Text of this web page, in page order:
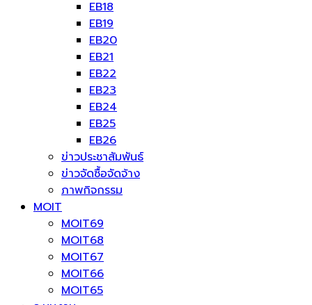
EB18
EB19
EB20
EB21
EB22
EB23
EB24
EB25
EB26
ข่าวประชาสัมพันธ์
ข่าวจัดซื้อจัดจ้าง
ภาพกิจกรรม
MOIT
MOIT69
MOIT68
MOIT67
MOIT66
MOIT65